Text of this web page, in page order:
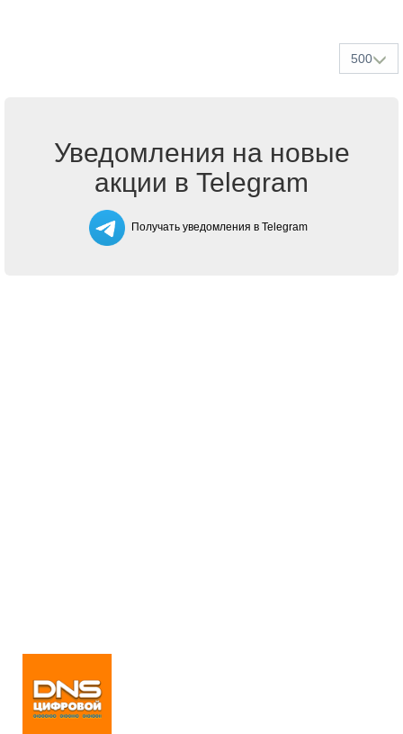
500
Уведомления на новые
акции в Telegram
Получать уведомления в Telegram